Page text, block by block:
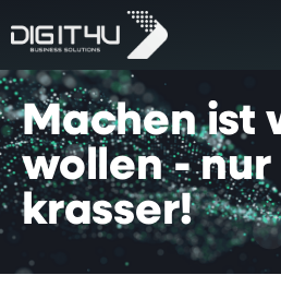
Machen ist
wollen - nur
krasser!